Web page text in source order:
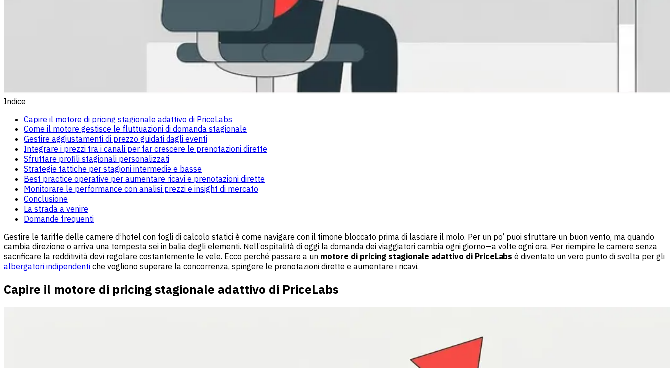
Indice
Capire il motore di pricing stagionale adattivo di PriceLabs
Come il motore gestisce le fluttuazioni di domanda stagionale
Gestire aggiustamenti di prezzo guidati dagli eventi
Integrare i prezzi tra i canali per far crescere le prenotazioni dirette
Sfruttare profili stagionali personalizzati
Strategie tattiche per stagioni intermedie e basse
Best practice operative per aumentare ricavi e prenotazioni dirette
Monitorare le performance con analisi prezzi e insight di mercato
Conclusione
La strada a venire
Domande frequenti
Gestire le tariffe delle camere d’hotel con fogli di calcolo statici è come navigare con il timone bloccato prima di lasciare il molo. Per un po’ puoi sfruttare un buon vento, ma quando
cambia direzione o arriva una tempesta sei in balia degli elementi. Nell’ospitalità di oggi la domanda dei viaggiatori cambia ogni giorno—a volte ogni ora. Per riempire le camere senza
sacrificare la redditività devi regolare costantemente le vele. Ecco perché passare a un motore di pricing stagionale adattivo di PriceLabs è diventato un vero punto di svolta per gli
albergatori indipendenti che vogliono superare la concorrenza, spingere le prenotazioni dirette e aumentare i ricavi.
Capire il motore di pricing stagionale adattivo di PriceLabs